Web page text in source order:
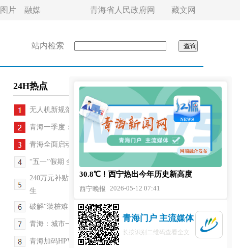
图片 融媒 青海省人民政府网 藏文网
站内检索
24H热点
无人机新规落地 飞手如何合法“翱翔天际”
青海一季度：民生保障提质 绿色农牧向好
青海全面启动高原全氧旅游惠民服务
“五一”假期 全省重要民生商品价格总体平稳
240万元补贴 青海西宁城北区促消费活动真金白银惠民
生
破解“装桩难、办事繁”等问题 青海西宁推出充电桩...
青海：城市一刻钟便民生活圈扩围升级
青海加码HPV疫苗惠民 限时接种 差异化减免
30.8℃！西宁热出今年历史新高度
西宁晚报 2026-05-12 07:41
青海门户 主流媒体
长按识别二维码查看全文